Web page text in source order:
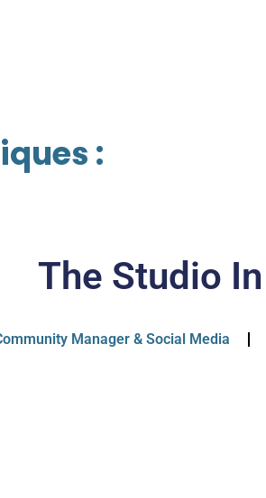
:
The Studio In
Manager & Social Media